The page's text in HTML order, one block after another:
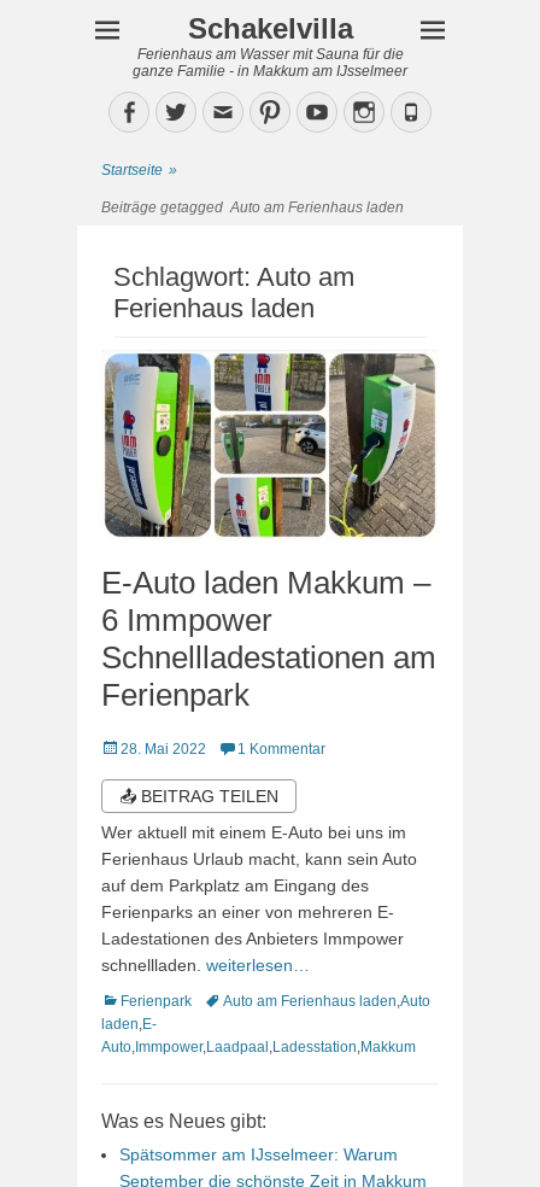
Schakelvilla
Ferienhaus am Wasser mit Sauna für die
ganze Familie - in Makkum am IJsselmeer
Facebook
TwitterEmailPinterestYouTubeInstagram
Phone
Startseite »
Beiträge getaggedAuto am Ferienhaus laden
Schlagwort: Auto am
Ferienhaus laden
E-Auto laden Makkum –
6 Immpower
Schnellladestationen am
Ferienpark
Veröffentlicht
28. Mai 2022 1 Kommentar
📤 BEITRAG TEILEN
Wer aktuell mit einem E-Auto bei uns im
Ferienhaus Urlaub macht, kann sein Auto
auf dem Parkplatz am Eingang des
Ferienparks an einer von mehreren E-
Ladestationen des Anbieters Immpower
schnellladen. weiterlesen…
Kategorien
Ferienpark Schlagworte
Auto am Ferienhaus laden Auto
laden E-
Auto Immpower, Laadpaal Ladesstation Makkum
Was es Neues gibt:
Spätsommer am IJsselmeer: Warum
September die schönste Zeit in Makkum